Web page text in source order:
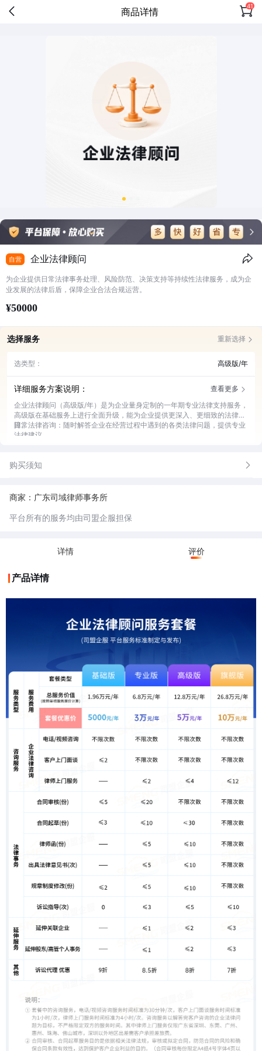
商品详情 41
自营 企业法律顾问
为企业提供日常法律事务处理、风险防范、决策支持等持续性法律服务，成为企
业发展的法律后盾，保障企业合法合规运营。
¥50000
选择服务 重新选择
选类型： 高级版/年
详细服务方案说明：
查看更多
企业法律顾问（高级版/年）是为企业量身定制的一年期专业法律支持服务，
高级版在基础服务上进行全面升级，能为企业提供更深入、更细致的法律保
障。
日常法律咨询：随时解答企业在经营过程中遇到的各类法律问题，提供专业
法律建议。
法律培训指导：为企业员工开展法律知识培训，提升员工法律意识和风险防
合法合规。
支持。
合规管理建设：帮助企业建立健全法律合规管理制度，保障企业运营合法有
购买须知
商家：广东司域律师事务所
平台所有的服务均由司盟企服担保
详情 评价
产品详情